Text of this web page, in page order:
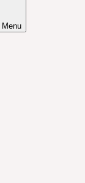
Menu